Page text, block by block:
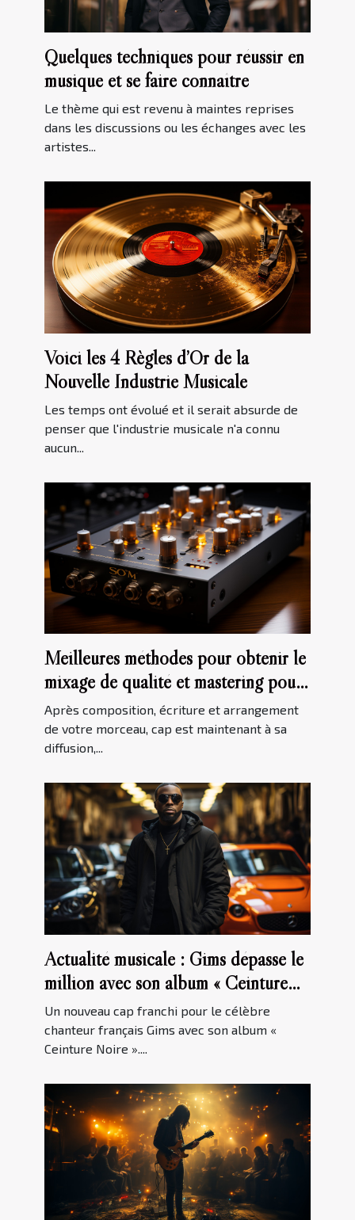
Quelques techniques pour réussir en
musique et se faire connaître
Le thème qui est revenu à maintes reprises
dans les discussions ou les échanges avec les
artistes...
Voici les 4 Règles d’Or de la
Nouvelle Industrie Musicale
Les temps ont évolué et il serait absurde de
penser que l'industrie musicale n'a connu
aucun...
Meilleures méthodes pour obtenir le
mixage de qualité et mastering pour
votre musique
Après composition, écriture et arrangement
de votre morceau, cap est maintenant à sa
diffusion,...
Actualité musicale : Gims dépasse le
million avec son album « Ceinture
Noire »
Un nouveau cap franchi pour le célèbre
chanteur français Gims avec son album «
Ceinture Noire »....